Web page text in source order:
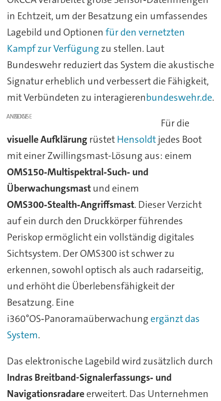
in Echtzeit, um der Besatzung ein umfassendes
Lagebild und Optionen für den vernetzten
Kampf zur Verfügung zu stellen. Laut
Bundeswehr reduziert das System die akustische
Signatur erheblich und verbessert die Fähigkeit,
mit Verbündeten zu interagierenbundeswehr.de.
ANZEIGE
Für die
visuelle AufklärungrüstetHensoldtjedes Boot
mit einer Zwillingsmast-Lösung aus: einem
OMS150‑Multispektral‑Such‑ und
Überwachungsmastund einem
OMS300‑Stealth‑Angriffsmast. Dieser Verzicht
auf ein durch den Druckkörper führendes
Periskop ermöglicht ein vollständig digitales
Sichtsystem. Der OMS300 ist schwer zu
erkennen, sowohl optisch als auch radarseitig,
und erhöht die Überlebensfähigkeit der
Besatzung. Eine
i360°OS‑Panoramaüberwachung ergänzt das
System.
Das elektronische Lagebild wird zusätzlich durch
Indras Breitband-Signalerfassungs‑ und
Navigationsradareerweitert. Das Unternehmen